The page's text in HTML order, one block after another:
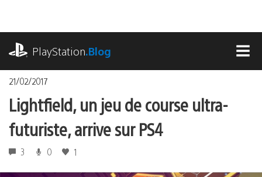
contenu
PlayStation.Blog
21/02/2017
Lightfield, un jeu de course ultra-
futuriste, arrive sur PS4
3 0 1